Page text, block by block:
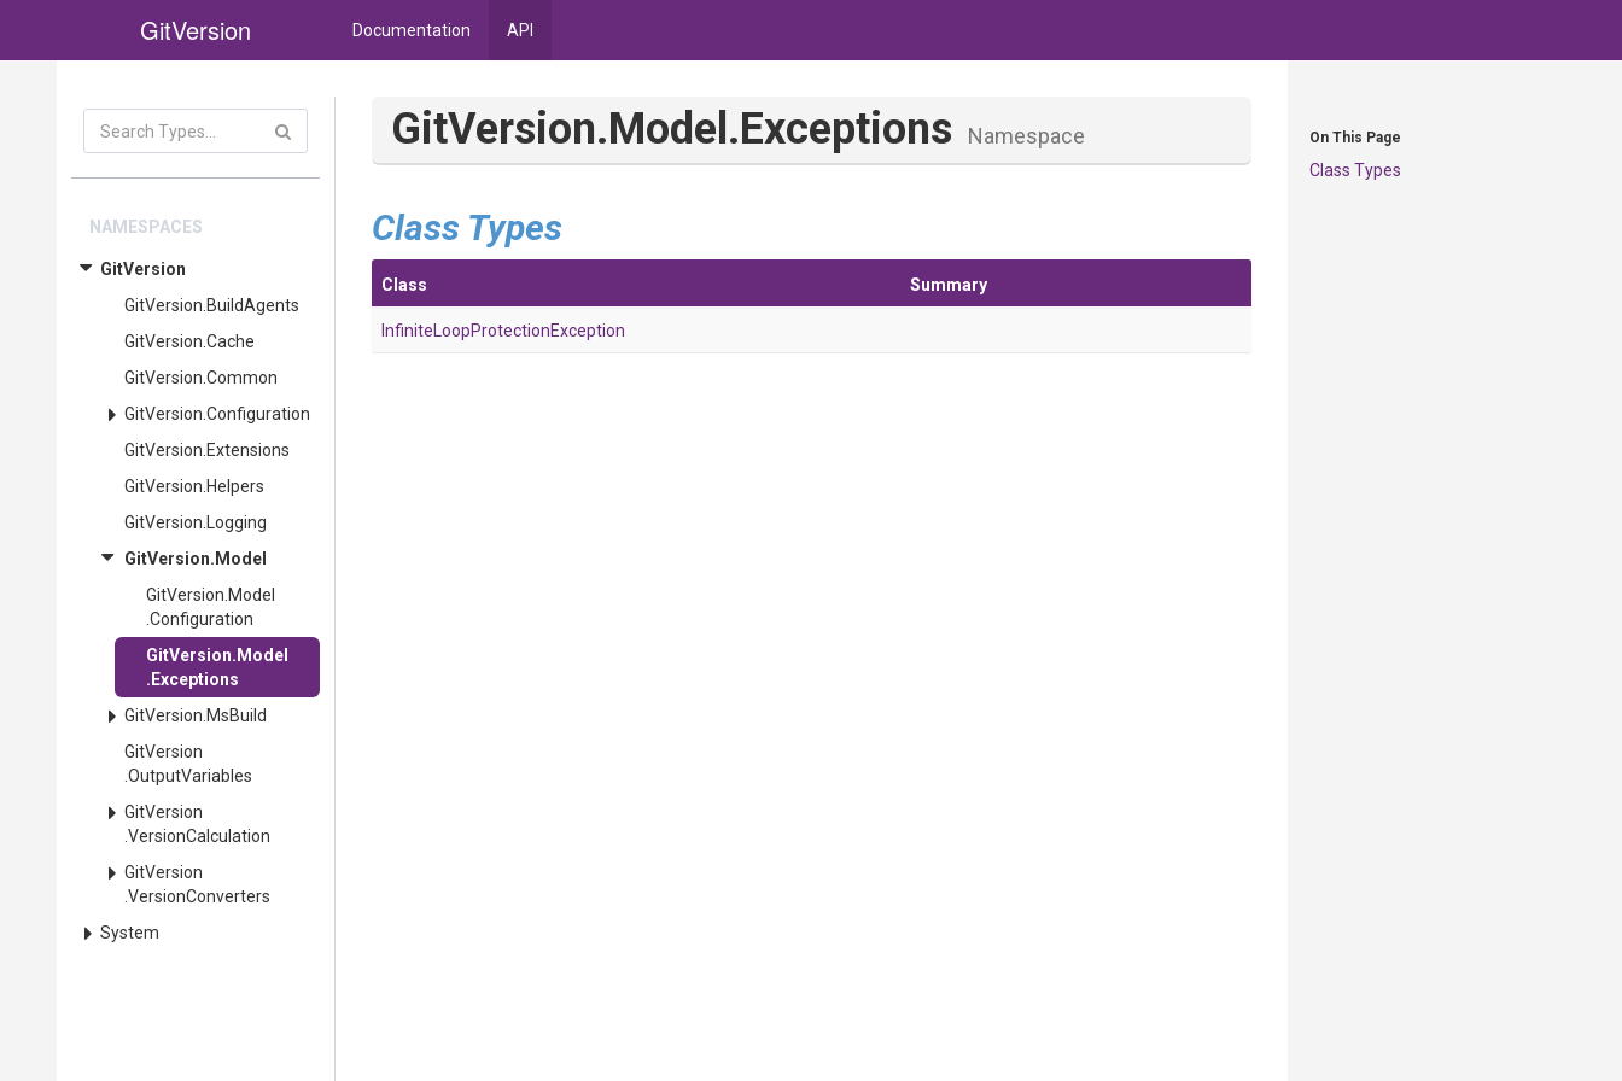
GitVersion Documentation API
On This Page
Class Types
NAMESPACES
GitVersion
GitVersion .BuildAgents
GitVersion .Cache
GitVersion .Common
GitVersion .Configuration
GitVersion .Extensions
GitVersion .Helpers
GitVersion .Logging
GitVersion.Model
GitVersion .Model
.Configuration
GitVersion.Model
.Exceptions
GitVersion .MsBuild
GitVersion
.OutputVariables
GitVersion
.VersionCalculation
GitVersion
.VersionConverters
System
GitVersion.Model .Exceptions Namespace
Class Types
Class Summary
Infinite LoopProtectionException